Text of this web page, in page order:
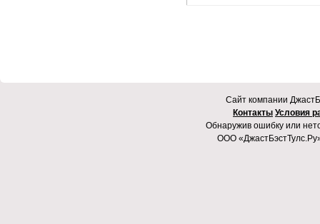
Cайт компании
Контакты Условия
Обнаружив ошибку или
ООО